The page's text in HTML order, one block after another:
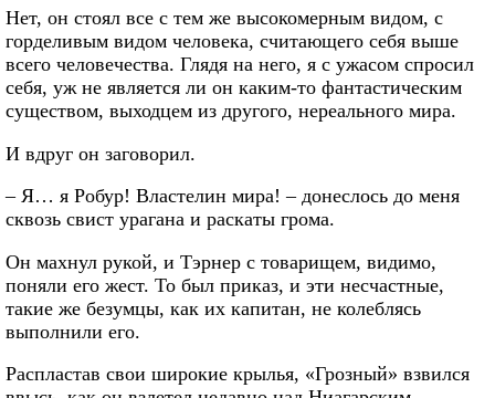
Нет, он стоял все с тем же высокомерным видом, с
горделивым видом человека, считающего себя выше
всего человечества. Глядя на него, я с ужасом спросил
себя, уж не является ли он каким-то фантастическим
существом, выходцем из другого, нереального мира.
И вдруг он заговорил.
– Я… я Робур! Властелин мира! – донеслось до меня
сквозь свист урагана и раскаты грома.
Он махнул рукой, и Тэрнер с товарищем, видимо,
поняли его жест. То был приказ, и эти несчастные,
такие же безумцы, как их капитан, не колеблясь
выполнили его.
Распластав свои широкие крылья, «Грозный» взвился